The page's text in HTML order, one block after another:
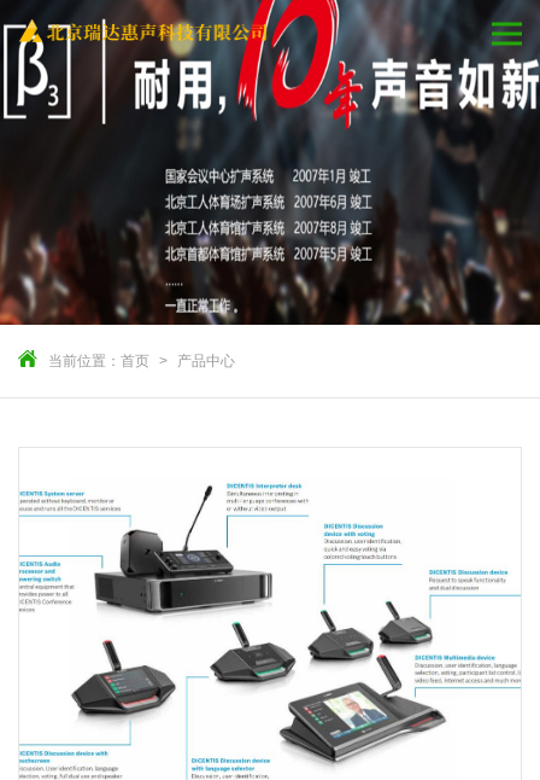
当前位置： 首页 产品中心